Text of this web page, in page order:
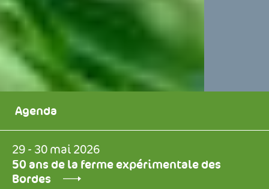
Agenda
29 - 30 mai 2026
50 ans de la ferme expérimentale des
Bordes